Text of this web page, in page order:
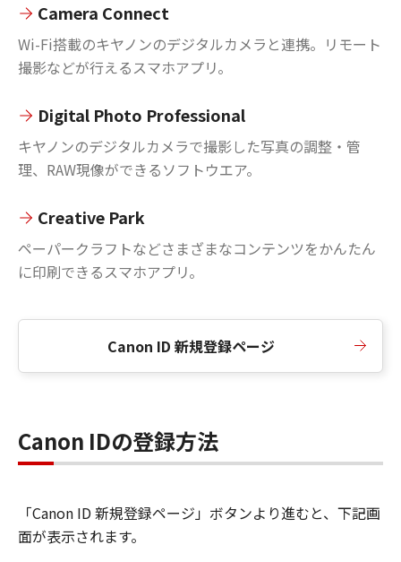
Camera Connect
Wi-Fi搭載のキヤノンのデジタルカメラと連携。リモート
撮影などが行えるスマホアプリ。
Digital Photo Professional
キヤノンのデジタルカメラで撮影した写真の調整・管
理、RAW現像ができるソフトウエア。
Creative Park
ペーパークラフトなどさまざまなコンテンツをかんたん
に印刷できるスマホアプリ。
Canon ID 新規登録ページ
Canon IDの登録方法
「Canon ID 新規登録ページ」ボタンより進むと、下記画
面が表示されます。